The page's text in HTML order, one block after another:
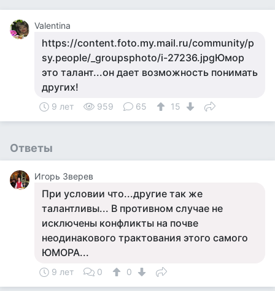
Valentina
https://content.foto.my.mail.ru/community/p
sy.people/_groupsphoto/i-27236.jpgЮмор
это талант...он дает возможность понимать
других!
9 лет 959 65 15
Ответы
Игорь Зверев
При условии что...другие так же
талантливы... В противном случае не
исключены конфликты на почве
неодинакового трактования этого самого
ЮМОРА...
9 лет 0 0